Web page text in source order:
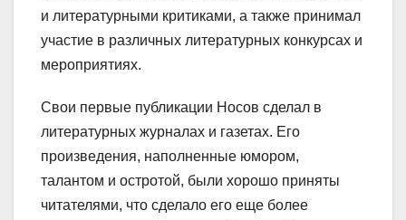
и литературными критиками, а также принимал
участие в различных литературных конкурсах и
мероприятиях.
Свои первые публикации Носов сделал в
литературных журналах и газетах. Его
произведения, наполненные юмором,
талантом и остротой, были хорошо приняты
читателями, что сделало его еще более